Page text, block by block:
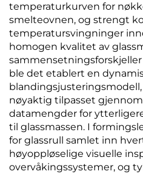
temperaturkurven for
smelteovnen, og strengt
temperatursvingninger
homogen kvalitet av
sammensetningsforskjeller
ble det etablert en
nøyaktig tilpasset gjennom
datamengder for
til glassmassen. I
for glassrull samlet inn
høyoppløselige visuelle
overvåkingssystemer, og